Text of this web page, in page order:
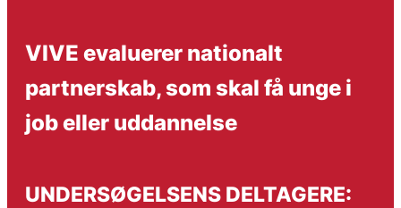
VIVE evaluerer nationalt
partnerskab, som skal få unge i
job eller uddannelse
UNDERSØGELSENS DELTAGERE: